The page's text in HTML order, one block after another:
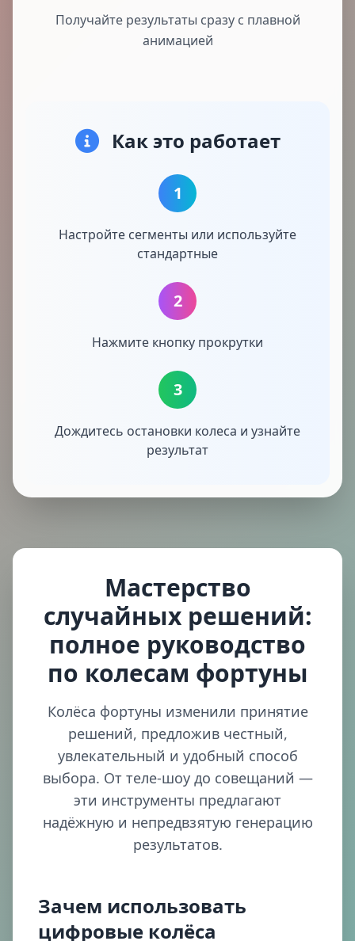
Получайте результаты сразу с плавной
анимацией
Как это работает
1
Настройте сегменты или используйте
стандартные
2
Нажмите кнопку прокрутки
3
Дождитесь остановки колеса и узнайте
результат
Мастерство
случайных решений:
полное руководство
по колесам фортуны
Колёса фортуны изменили принятие
решений, предложив честный,
увлекательный и удобный способ
выбора. От теле-шоу до совещаний —
эти инструменты предлагают
надёжную и непредвзятую генерацию
результатов.
Зачем использовать
цифровые колёса